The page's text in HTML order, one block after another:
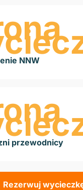
NNW
przewodnicy
Rezerwuj